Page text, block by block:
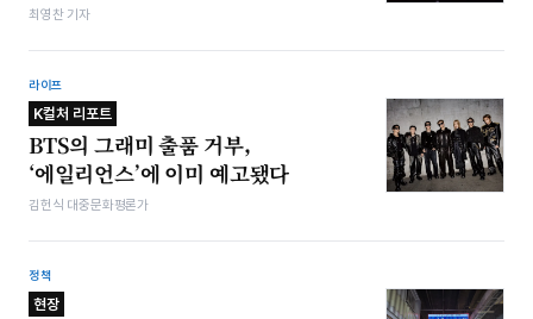
최영찬 기자
라이프
K컬처 리포트
BTS의 그래미 출품 거부,
‘에일리언스’에 이미 예고됐다
김헌식 대중문화평론가
정책
현장